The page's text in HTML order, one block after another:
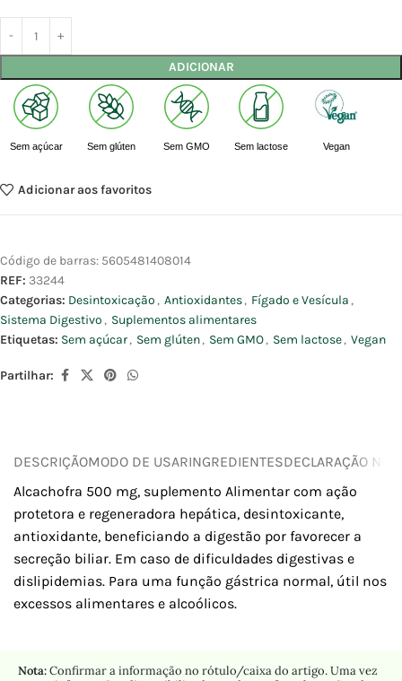
ADICIONAR
Sem açúcar Sem glúten Sem GMO Sem lactose Vegan
Adicionar aos favoritos
Código de barras: 5605481408014
REF: 33244
Categorias: Desintoxicação , Antioxidantes, Fígado e Vesícula ,
Sistema Digestivo , Suplementos alimentares
Etiquetas: Sem açúcar, Sem glúten, Sem GMO, Sem lactose, Vegan
Partilhar:
DESCRIÇÃOMODO DE USARINGREDIENTESDECLARAÇÃO
Alcachofra 500 mg, suplemento Alimentar com ação
protetora e regeneradora hepática, desintoxicante,
antioxidante, beneficiando a digestão por favorecer a
secreção biliar. Em caso de dificuldades digestivas e
dislipidemias. Para uma função gástrica normal, útil nos
excessos alimentares e alcoólicos.
Nota:Confirmar a informação no rótulo/caixa do artigo. Uma vez